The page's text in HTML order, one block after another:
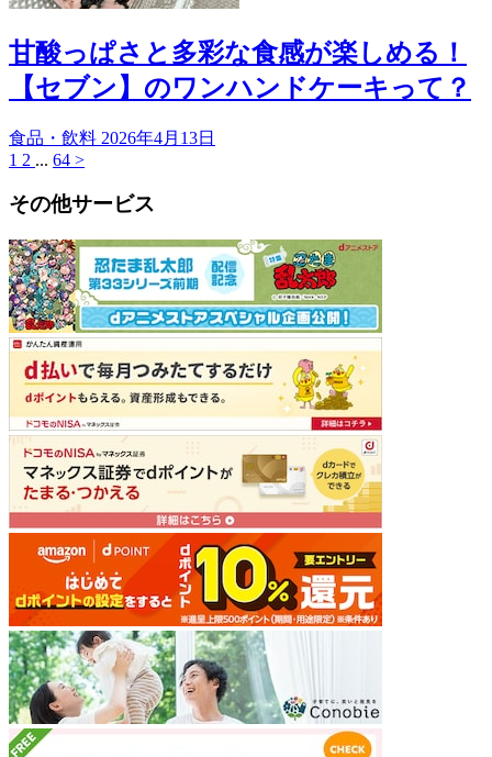
甘酸っぱさと多彩な食感が楽しめる！
【セブン】のワンハンドケーキって？
食品・飲料 2026年4月13日
1 2 ... 64 >
その他サービス